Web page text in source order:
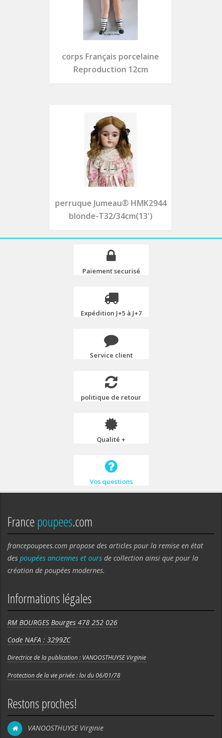
corps Français porcelaine
Reproduction 12cm
perruque Jumeau® HMK2944
blonde-T32/34cm(13')
Paiement securisé
Expédition J+5 à J+7
Service client
politique de retour
Qualité +
Vos questions
Francepoupees.com
francepoupees.com propose des articles pour la remise en état
des poupées anciennes et ours de collection ainsi que pour la
création de poupées modernes.
Informations légales
RM BOURGES Bourges 478 252 026
Code NAFA : 3299ZC
Directrice de la publication : VANOOSTHUYSE Virginie
Protection de la vie privée : loi du 06/01/78
Restons proches!
VANOOSTHUYSE Virginie